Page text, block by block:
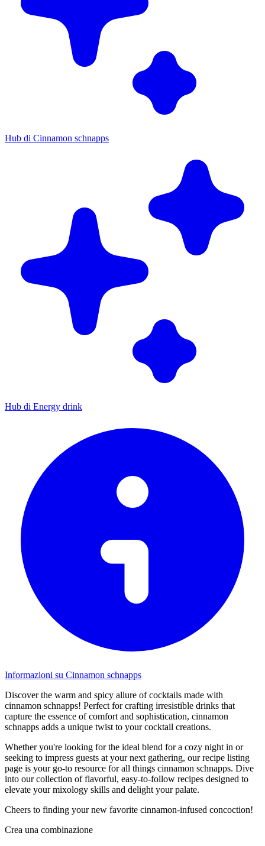
Hub di Cinnamon schnapps
Hub di Energy drink
Informazioni su Cinnamon schnapps
Discover the warm and spicy allure of cocktails made with
cinnamon schnapps! Perfect for crafting irresistible drinks that
capture the essence of comfort and sophistication, cinnamon
schnapps adds a unique twist to your cocktail creations.
Whether you're looking for the ideal blend for a cozy night in or
seeking to impress guests at your next gathering, our recipe listing
page is your go-to resource for all things cinnamon schnapps. Dive
into our collection of flavorful, easy-to-follow recipes designed to
elevate your mixology skills and delight your palate.
Cheers to finding your new favorite cinnamon-infused concoction!
Crea una combinazione